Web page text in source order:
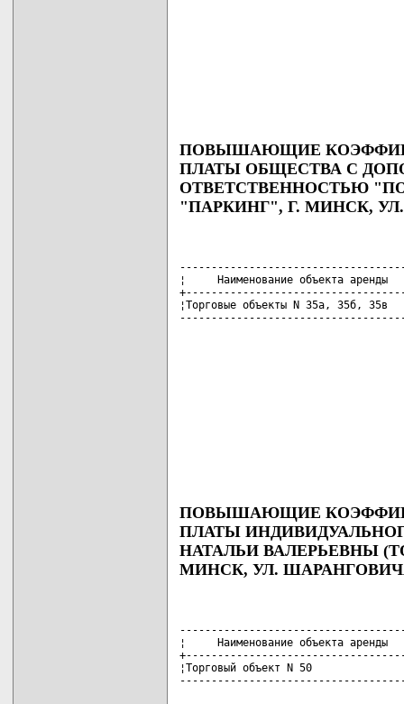
ПОВЫШАЮЩИЕ
ПЛАТЫ ОБЩЕСТВА С
ОТВЕТСТВЕННОСТЬЮ
"ПАРКИНГ", Г. МИНСК,
¦     Наименование объекта
¦Торговые объекты N 35а,
ПОВЫШАЮЩИЕ
ПЛАТЫ
НАТАЛЬИ ВАЛЕРЬЕВНЫ
МИНСК, УЛ.
¦     Наименование объекта
¦Торговый объект N 50